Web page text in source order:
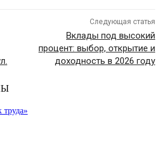
Следующая статья
Вклады под высокий
процент: выбор, открытие и
доходность в 2026 году
труда»